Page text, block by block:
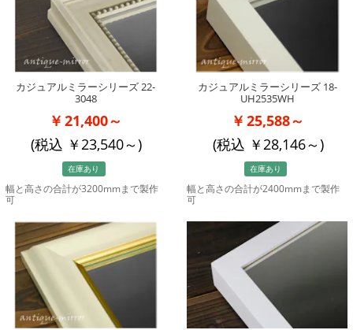
カジュアルミラーシリーズ 22-
3048
21,400～
(税込
23,540～)
在庫あり
幅と高さの合計が3200mmまで製作
可
カジュアルミラーシリーズ 18-
UH2535WH
25,588～
(税込
28,146～)
在庫あり
幅と高さの合計が2400mmまで製作
可